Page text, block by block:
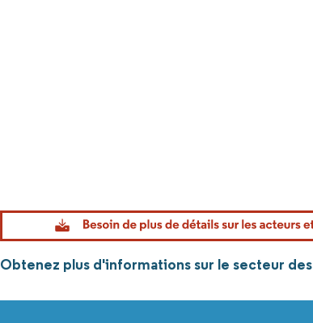
Obtenez plus d'informations sur le secteur